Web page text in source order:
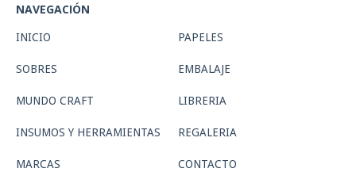
NAVEGACIÓN
INICIO PAPELES
SOBRES EMBALAJE
MUNDO CRAFT LIBRERIA
INSUMOS Y HERRAMIENTAS REGALERIA
MARCAS CONTACTO